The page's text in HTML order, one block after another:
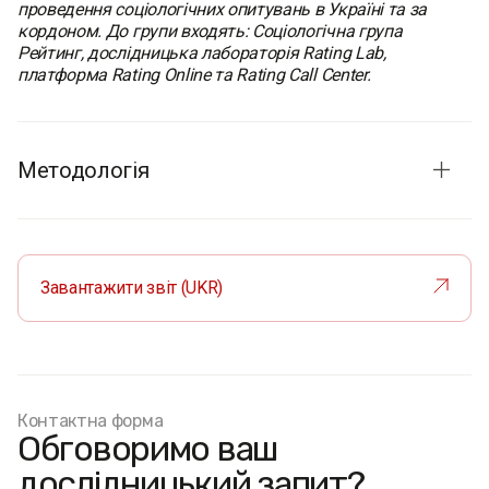
проведення соціологічних опитувань в Україні та за
кордоном. До групи входять: Соціологічна група
Рейтинг, дослідницька лабораторія Rating Lab,
платформа Rating Online та Rating Call Center.
Методологія
Метод опитування:CATI (Computer-Assisted Telephone
Interview) – телефонні інтерв'ю з використанням
комп'ютера
Розмір вибірки:1000 респондентів
окупованих територій, а також територій, де на
момент опитування відсутній український мобільний
зв'язок). Результати зважені з використанням
актуальних даних Державної служби статистики
Завантажити звіт (UKR)
Контактна форма
Обговоримо ваш